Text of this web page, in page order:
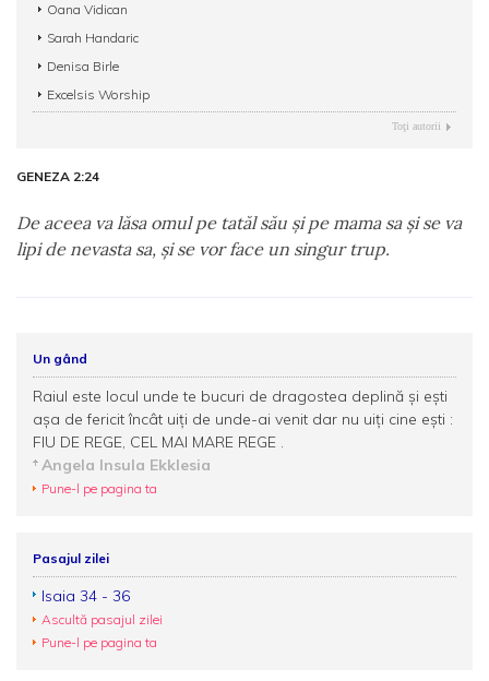
Oana Vidican
Sarah Handaric
Denisa Birle
Excelsis Worship
Toţi autorii
GENEZA 2:24
De aceea va lăsa omul pe tatăl său şi pe mama sa şi se va
lipi de nevasta sa, şi se vor face un singur trup.
Un gând
Raiul este locul unde te bucuri de dragostea deplină şi eşti
aşa de fericit încât uiţi de unde-ai venit dar nu uiţi cine eşti :
FIU DE REGE, CEL MAI MARE REGE .
Angela Insula Ekklesia
Pune-l pe pagina ta
Pasajul zilei
Isaia 34 - 36
Ascultă pasajul zilei
Pune-l pe pagina ta